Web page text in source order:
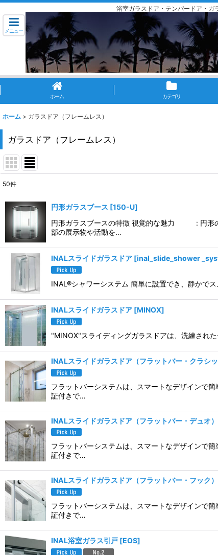
浴室ガラスドア・テンパードア・ガ
メニュー
ホーム カテゴリ
ホーム > ガラスドア（フレームレス）
ガラスドア（フレームレス）
表示数
並び順:
50件
円形ガラスブース [150-U]
円形ガラスブースの特徴 視覚的な魅力 : 円
部の展示物や活動を…
INALスライドガラスドア [inal_slide_shower
INAL®シャワーシステム 簡単に設置でき、静かで
INALスライドガラスドア [MINOX]
"MINOX"スライディングガラスドアは、洗練さ
INALスライドガラスドア（フラットバー・クラシッ
フラットバーシステムは、スマートなデザインで
証付きで…
INALスライドガラスドア（フラットバー・デュオ）
フラットバーシステムは、スマートなデザインで
証付きで…
INALスライドガラスドア（フラットバー・フック）
フラットバーシステムは、スマートなデザインで
証付きで…
INAL浴室ガラス引戸 [EOS]